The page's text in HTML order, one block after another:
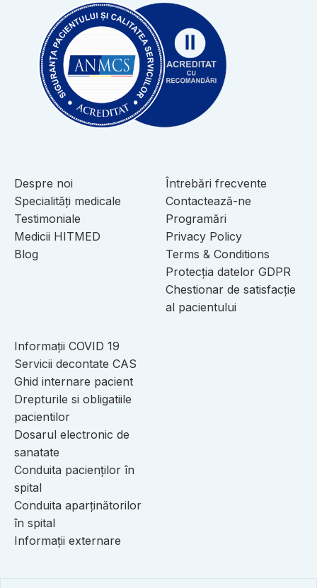
Despre noi
Specialități medicale
Testimoniale
Medicii HITMED
Blog
Întrebări frecvente
Contactează-ne
Programări
Privacy Policy
Terms & Conditions
Protecția datelor GDPR
Chestionar de satisfacție
al pacientului
Informații COVID 19
Servicii decontate CAS
Ghid internare pacient
Drepturile si obligatiile
pacientilor
Dosarul electronic de
sanatate
Conduita pacienților în
spital
Conduita aparținătorilor
în spital
Informații externare